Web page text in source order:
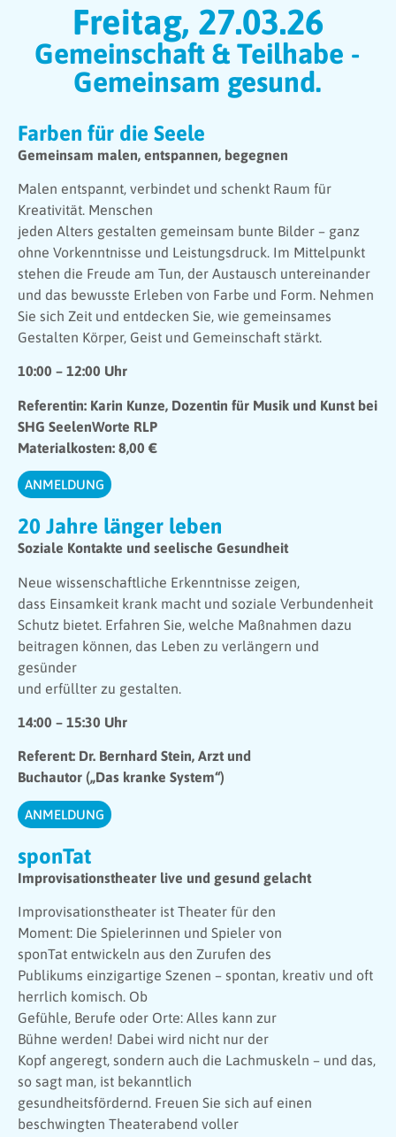
Freitag, 27.03.26
Gemeinschaft & Teilhabe -
Gemeinsam gesund.
Farben für die Seele
Gemeinsam malen, entspannen, begegnen
Malen entspannt, verbindet und schenkt Raum für
Kreativität. Menschen
jeden Alters gestalten gemeinsam bunte Bilder – ganz
ohne Vorkenntnisse und Leistungsdruck. Im Mittelpunkt
stehen die Freude am Tun, der Austausch untereinander
und das bewusste Erleben von Farbe und Form. Nehmen
Sie sich Zeit und entdecken Sie, wie gemeinsames
Gestalten Körper, Geist und Gemeinschaft stärkt.
10:00 – 12:00 Uhr
Referentin: Karin Kunze, Dozentin für Musik und Kunst bei
SHG SeelenWorte RLP
Materialkosten: 8,00 €
ANMELDUNG
20 Jahre länger leben
Soziale Kontakte und seelische Gesundheit
Neue wissenschaftliche Erkenntnisse zeigen,
dass Einsamkeit krank macht und soziale Verbundenheit
Schutz bietet. Erfahren Sie, welche Maßnahmen dazu
beitragen können, das Leben zu verlängern und
gesünder
und erfüllter zu gestalten.
14:00 – 15:30 Uhr
Referent: Dr. Bernhard Stein, Arzt und
Buchautor („Das kranke System“)
ANMELDUNG
sponTat
Improvisationstheater live und gesund gelacht
Improvisationstheater ist Theater für den
Moment: Die Spielerinnen und Spieler von
sponTat entwickeln aus den Zurufen des
Publikums einzigartige Szenen – spontan, kreativ und oft
herrlich komisch. Ob
Gefühle, Berufe oder Orte: Alles kann zur
Bühne werden! Dabei wird nicht nur der
Kopf angeregt, sondern auch die Lachmuskeln – und das,
so sagt man, ist bekanntlich
gesundheitsfördernd. Freuen Sie sich auf einen
beschwingten Theaterabend voller